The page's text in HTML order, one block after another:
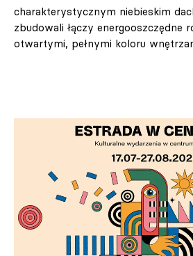
charakterystycznym niebieskim
zbudowali łączy energooszczędne
otwartymi, pełnymi koloru